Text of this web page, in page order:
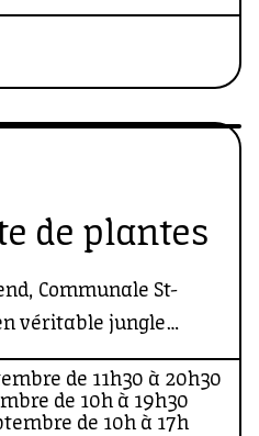
de plantes
Communale St-
véritable jungle
de Plantes Pour Tous
fait de mieux en
: des milliers
de 11h30 à 20h30
de 10h à 19h30
de 10h à 17h